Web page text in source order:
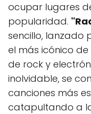
ocupar lugares
popularidad.
sencillo, lanzado
el más icónico de
de rock y
inolvidable, se
canciones más
catapultando a